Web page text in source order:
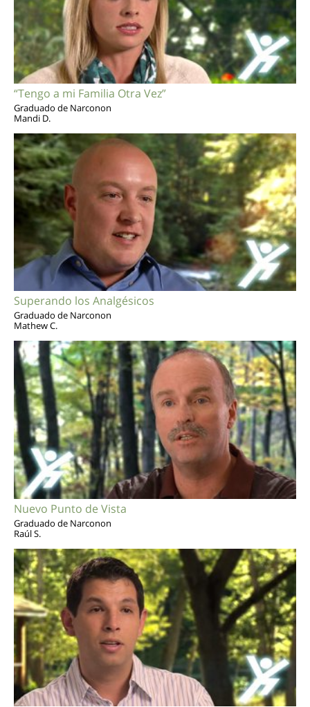
“Tengo a mi Familia Otra Vez”
Graduado de Narconon
Mandi D.
Superando los Analgésicos
Graduado de Narconon
Mathew C.
Nuevo Punto de Vista
Graduado de Narconon
Raúl S.